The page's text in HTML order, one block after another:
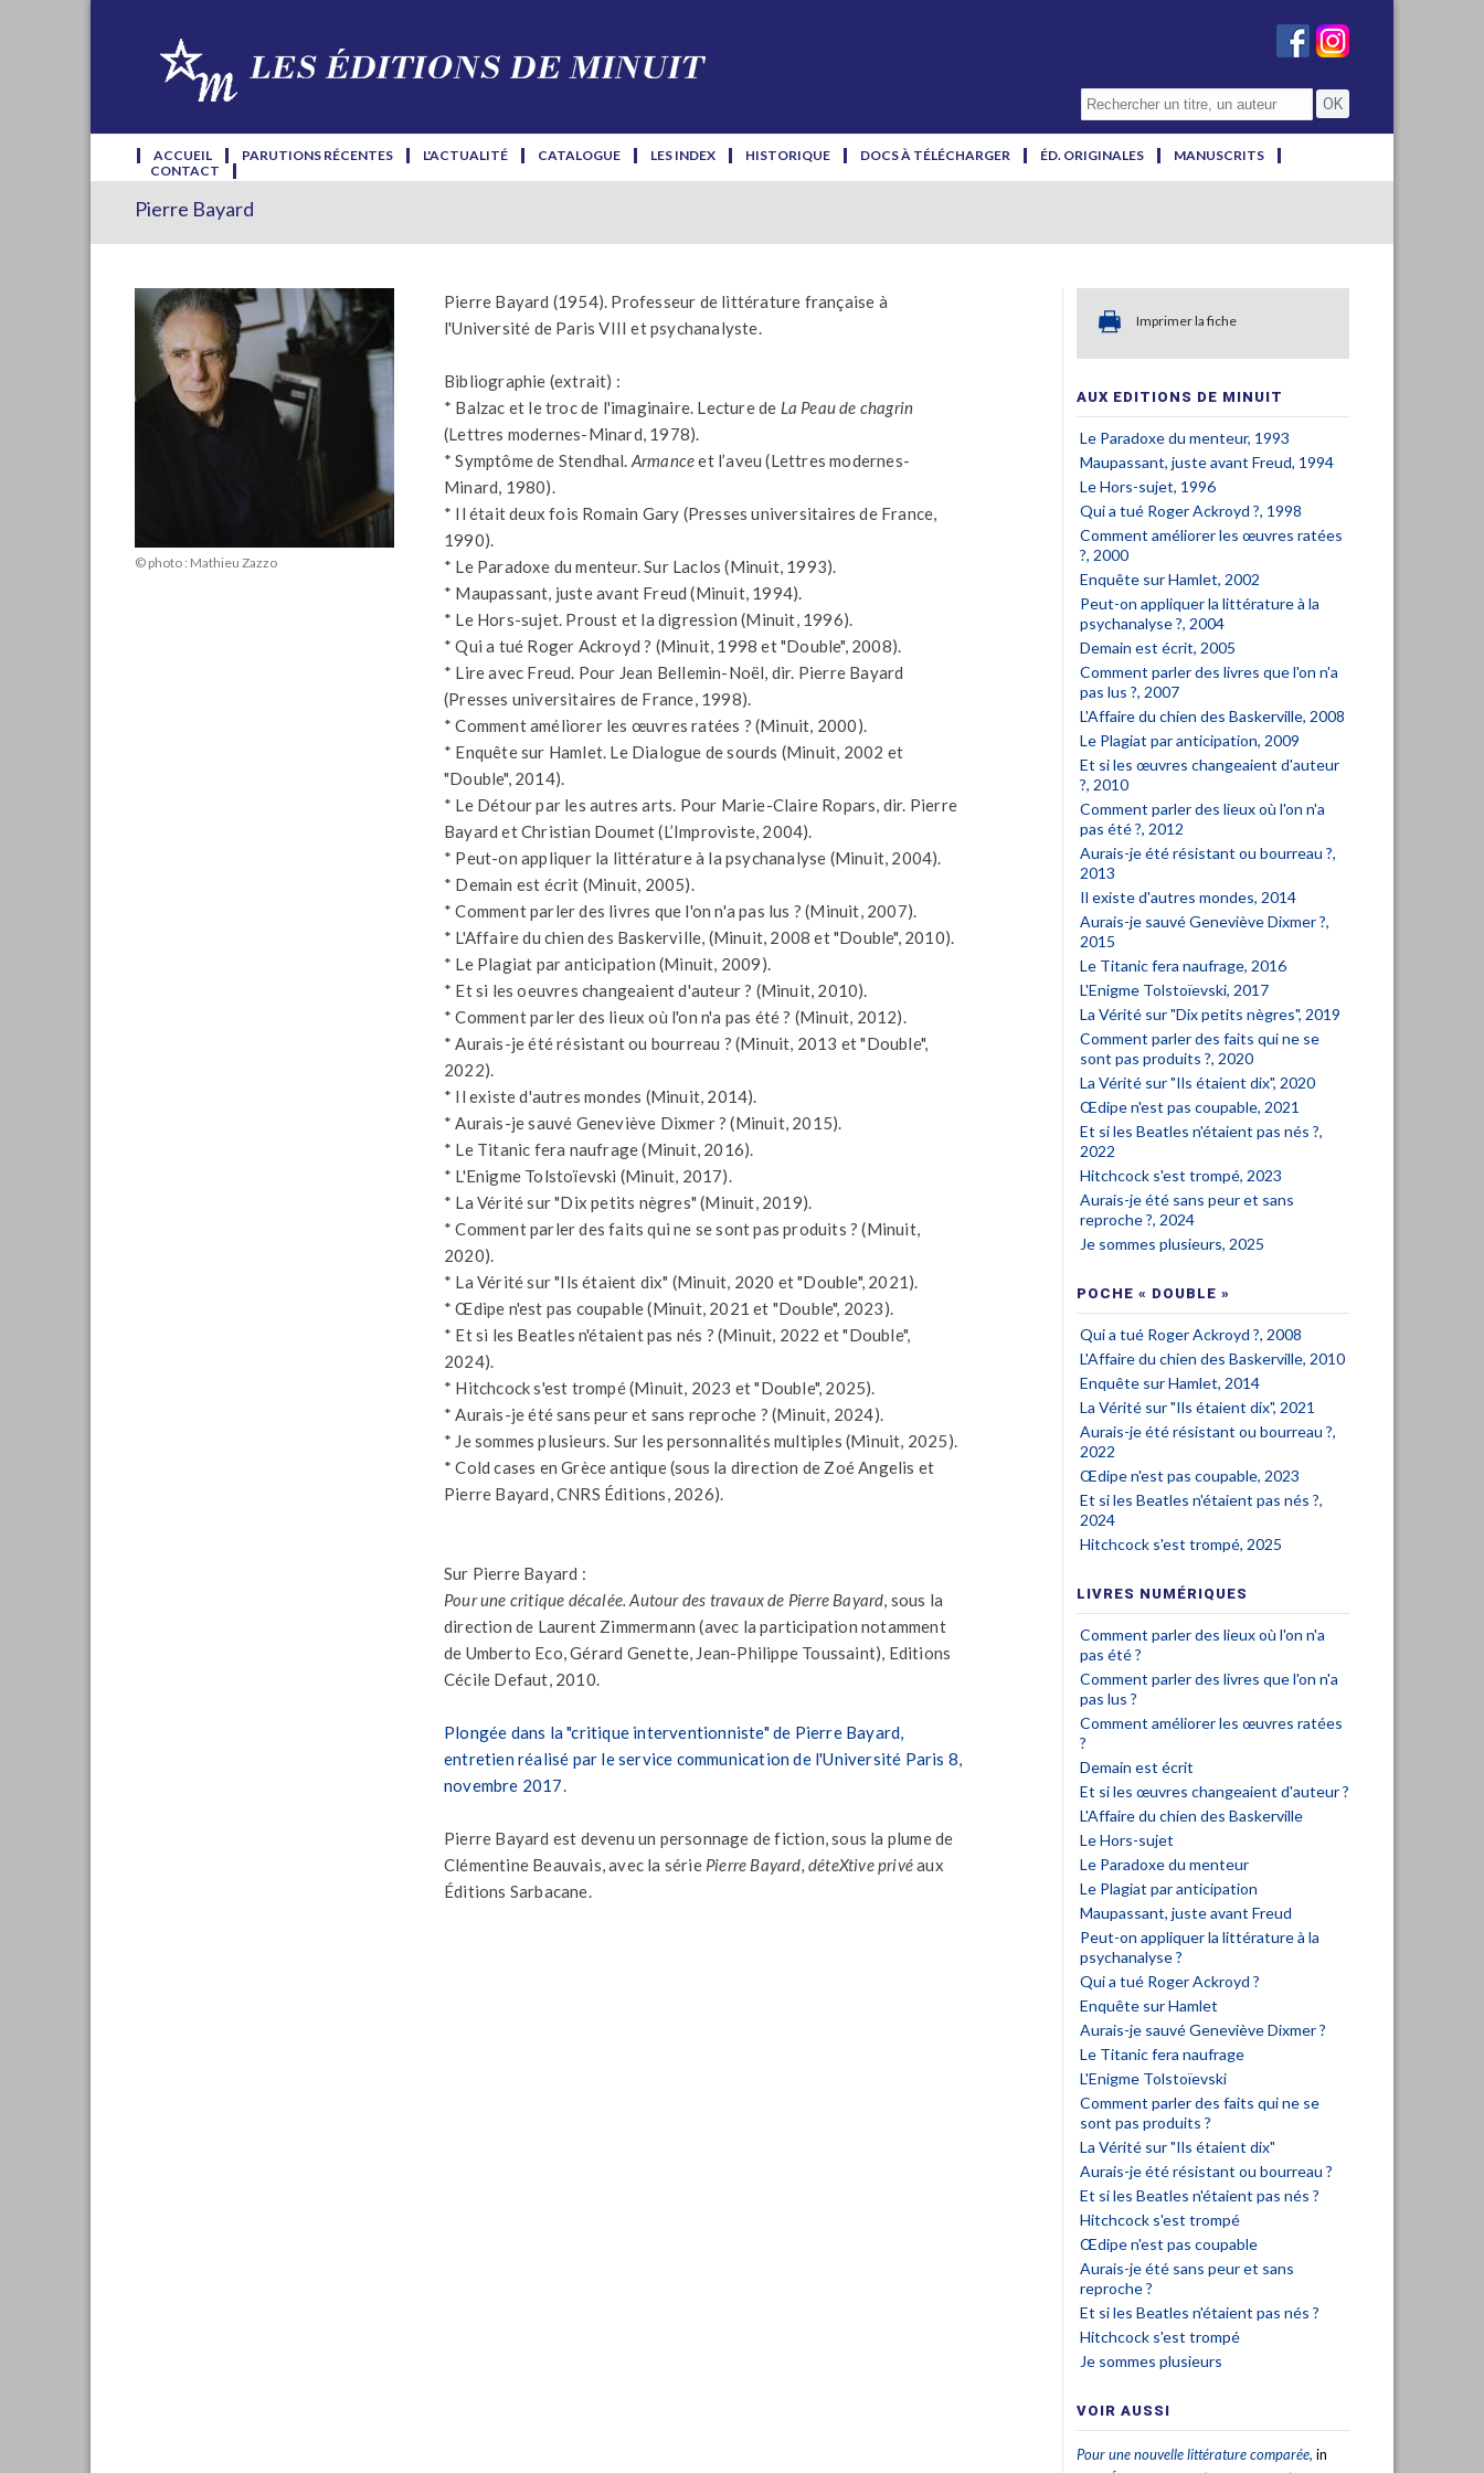
ACCUEIL PARUTIONS RÉCENTES L'ACTUALITÉ CATALOGUE LES INDEX HISTORIQUE DOCS À TÉLÉCHARGER ÉD. ORIGINALES
MANUSCRITS
CONTACT
Pierre Bayard
© photo : Mathieu Zazzo
Pierre Bayard (1954). Professeur de littérature française à
l'Université de Paris VIII et psychanalyste.
Bibliographie (extrait) :
* Balzac et le troc de l'imaginaire. Lecture de La Peau de chagrin
(Lettres modernes-Minard, 1978).
* Symptôme de Stendhal. Armanceet l’aveu (Lettres modernes-
Minard, 1980).
* Il était deux fois Romain Gary (Presses universitaires de France,
1990).
* Le Paradoxe du menteur. Sur Laclos (Minuit, 1993).
* Maupassant, juste avant Freud (Minuit, 1994).
* Le Hors-sujet. Proust et la digression (Minuit, 1996).
* Qui a tué Roger Ackroyd ? (Minuit, 1998 et "Double", 2008).
* Lire avec Freud. Pour Jean Bellemin-Noël, dir. Pierre Bayard
(Presses universitaires de France, 1998).
* Comment améliorer les œuvres ratées ? (Minuit, 2000).
* Enquête sur Hamlet. Le Dialogue de sourds (Minuit, 2002 et
"Double", 2014).
* Le Détour par les autres arts. Pour Marie-Claire Ropars, dir. Pierre
Bayard et Christian Doumet (L’Improviste, 2004).
* Peut-on appliquer la littérature à la psychanalyse (Minuit, 2004).
* Demain est écrit (Minuit, 2005).
* Comment parler des livres que l'on n'a pas lus ? (Minuit, 2007).
* L'Affaire du chien des Baskerville, (Minuit, 2008 et "Double", 2010).
* Le Plagiat par anticipation (Minuit, 2009).
* Et si les oeuvres changeaient d'auteur ? (Minuit, 2010).
* Comment parler des lieux où l'on n'a pas été ? (Minuit, 2012).
* Aurais-je été résistant ou bourreau ? (Minuit, 2013 et "Double",
2022).
* Il existe d'autres mondes (Minuit, 2014).
* Aurais-je sauvé Geneviève Dixmer ? (Minuit, 2015).
* Le Titanic fera naufrage (Minuit, 2016).
* L'Enigme Tolstoïevski (Minuit, 2017).
* La Vérité sur "Dix petits nègres" (Minuit, 2019).
* Comment parler des faits qui ne se sont pas produits ? (Minuit,
2020).
* La Vérité sur "Ils étaient dix" (Minuit, 2020 et "Double", 2021).
* Œdipe n'est pas coupable (Minuit, 2021 et "Double", 2023).
* Et si les Beatles n'étaient pas nés ? (Minuit, 2022 et "Double",
2024).
* Hitchcock s'est trompé (Minuit, 2023 et "Double", 2025).
* Aurais-je été sans peur et sans reproche ? (Minuit, 2024).
* Je sommes plusieurs. Sur les personnalités multiples (Minuit, 2025).
* Cold cases en Grèce antique (sous la direction de Zoé Angelis et
Pierre Bayard, CNRS Éditions, 2026).
Sur Pierre Bayard :
Pour une critique décalée. Autour des travaux de Pierre Bayard, sous la
direction de Laurent Zimmermann (avec la participation notamment
de Umberto Eco, Gérard Genette, Jean-Philippe Toussaint), Editions
Cécile Defaut, 2010.
Plongée dans la "critique interventionniste" de Pierre Bayard,
entretien réalisé par le service communication de l'Université Paris 8,
novembre 2017.
Pierre Bayard est devenu un personnage de fiction, sous la plume de
Clémentine Beauvais, avec la série Pierre Bayard, déteXtive privéaux
Éditions Sarbacane.
Imprimer la fiche
AUX EDITIONS DE MINUIT
Le Paradoxe du menteur, 1993
Maupassant, juste avant Freud, 1994
Le Hors-sujet, 1996
Qui a tué Roger Ackroyd ?, 1998
Comment améliorer les œuvres ratées
?, 2000
Enquête sur Hamlet, 2002
Peut-on appliquer la littérature à la
psychanalyse ?, 2004
Demain est écrit, 2005
Comment parler des livres que l'on n'a
pas lus ?, 2007
L'Affaire du chien des Baskerville, 2008
Le Plagiat par anticipation, 2009
Et si les œuvres changeaient d'auteur
?, 2010
Comment parler des lieux où l'on n'a
pas été ?, 2012
Aurais-je été résistant ou bourreau ?,
2013
Il existe d'autres mondes, 2014
Aurais-je sauvé Geneviève Dixmer ?,
2015
Le Titanic fera naufrage, 2016
L'Enigme Tolstoïevski, 2017
La Vérité sur "Dix petits nègres", 2019
Comment parler des faits qui ne se
sont pas produits ?, 2020
La Vérité sur "Ils étaient dix", 2020
Œdipe n'est pas coupable, 2021
Et si les Beatles n'étaient pas nés ?,
2022
Hitchcock s'est trompé, 2023
Aurais-je été sans peur et sans
reproche ?, 2024
Je sommes plusieurs, 2025
POCHE « DOUBLE »
Qui a tué Roger Ackroyd ?, 2008
L'Affaire du chien des Baskerville, 2010
Enquête sur Hamlet, 2014
La Vérité sur "Ils étaient dix", 2021
Aurais-je été résistant ou bourreau ?,
2022
Œdipe n'est pas coupable, 2023
Et si les Beatles n'étaient pas nés ?,
2024
Hitchcock s'est trompé, 2025
LIVRES NUMÉRIQUES
Comment parler des lieux où l'on n'a
pas été ?
Comment parler des livres que l'on n'a
pas lus ?
Comment améliorer les œuvres ratées
?
Demain est écrit
Et si les œuvres changeaient d'auteur ?
L'Affaire du chien des Baskerville
Le Hors-sujet
Le Paradoxe du menteur
Le Plagiat par anticipation
Maupassant, juste avant Freud
Peut-on appliquer la littérature à la
psychanalyse ?
Qui a tué Roger Ackroyd ?
Enquête sur Hamlet
Aurais-je sauvé Geneviève Dixmer ?
Le Titanic fera naufrage
L'Enigme Tolstoïevski
Comment parler des faits qui ne se
sont pas produits ?
La Vérité sur "Ils étaient dix"
Aurais-je été résistant ou bourreau ?
Et si les Beatles n'étaient pas nés ?
Hitchcock s'est trompé
Œdipe n'est pas coupable
Aurais-je été sans peur et sans
reproche ?
Et si les Beatles n'étaient pas nés ?
Hitchcock s'est trompé
Je sommes plusieurs
VOIR AUSSI
Pour une nouvelle littérature comparée, in